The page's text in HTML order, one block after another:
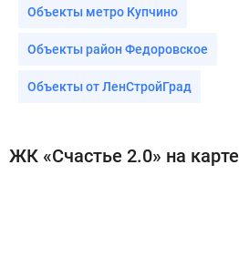
Объекты метро Купчино
Объекты район Федоровское
Объекты от ЛенСтройГрад
ЖК «Счастье 2.0» на карте